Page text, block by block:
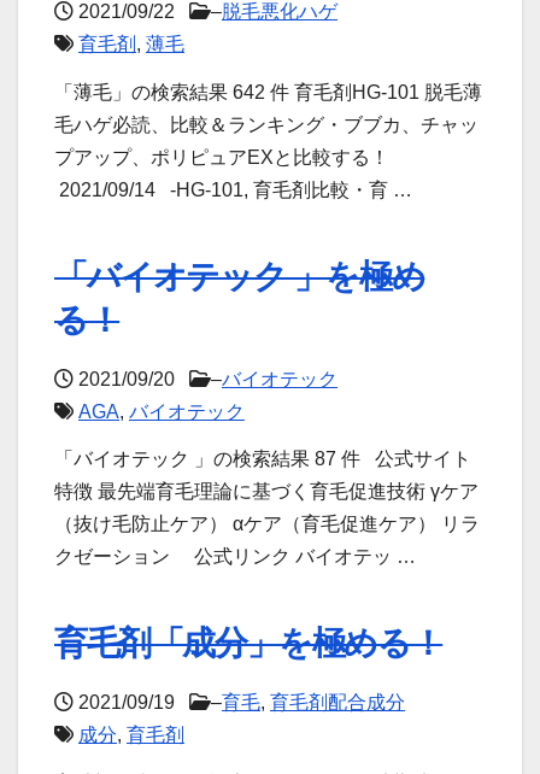
2021/09/22 –脱毛悪化ハゲ
育毛剤 , 薄毛
「薄毛」の検索結果 642 件 育毛剤HG-101 脱毛薄
毛ハゲ必読、比較＆ランキング・ブブカ、チャッ
プアップ、ポリピュアEXと比較する！
2021/09/14 -HG-101, 育毛剤比較・育 …
「バイオテック 」を極め
る！
2021/09/20 –バイオテック
AGA, バイオテック
「バイオテック 」の検索結果 87 件 公式サイト
特徴 最先端育毛理論に基づく育毛促進技術 γケア
（抜け毛防止ケア） αケア（育毛促進ケア） リラ
クゼーション 公式リンク バイオテッ …
育毛剤「成分」を極める！
2021/09/19 –育毛, 育毛剤配合成分
成分, 育毛剤